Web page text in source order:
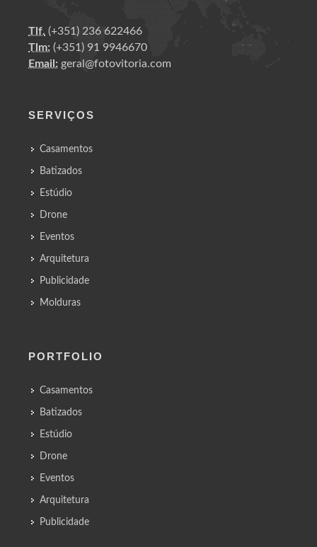
Tlf. (+351) 236 622466
Tlm: (+351) 91 9946670
Email: geral@fotovitoria.com
SERVIÇOS
Casamentos
Batizados
Estúdio
Drone
Eventos
Arquitetura
Publicidade
Molduras
PORTFOLIO
Casamentos
Batizados
Estúdio
Drone
Eventos
Arquitetura
Publicidade